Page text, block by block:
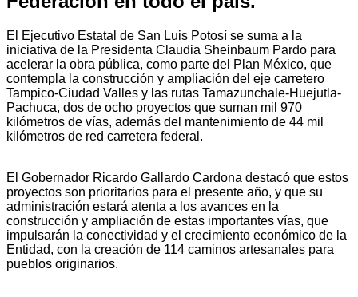
El Ejecutivo Estatal de San Luis Potosí se suma a la
iniciativa de la Presidenta Claudia Sheinbaum Pardo para
acelerar la obra pública, como parte del Plan México, que
contempla la construcción y ampliación del eje carretero
Tampico-Ciudad Valles y las rutas Tamazunchale-Huejutla-
Pachuca, dos de ocho proyectos que suman mil 970
kilómetros de vías, además del mantenimiento de 44 mil
kilómetros de red carretera federal.
El Gobernador Ricardo Gallardo Cardona destacó que estos
proyectos son prioritarios para el presente año, y que su
administración estará atenta a los avances en la
construcción y ampliación de estas importantes vías, que
impulsarán la conectividad y el crecimiento económico de la
Entidad, con la creación de 114 caminos artesanales para
pueblos originarios.